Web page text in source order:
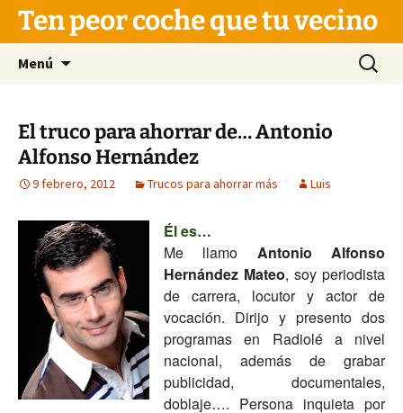
Saltar
contenido
Ten peor coche que tu vecino
Menú Buscar:
El truco para ahorrar de… Antonio
Alfonso Hernández
9 febrero, 2012 Trucos para ahorrar más Luis
Él es…
Me llamo Antonio Alfonso
Hernández Mateo, soy periodista
de carrera, locutor y actor de
vocación. Dirijo y presento dos
programas en Radiolé a nivel
nacional, además de grabar
publicidad, documentales,
doblaje…. Persona inquieta por